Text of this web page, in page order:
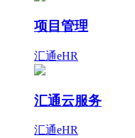
项目管理
汇通eHR
汇通云服务
汇通eHR